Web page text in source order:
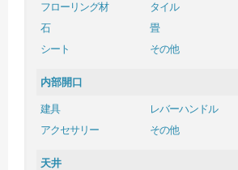
フローリング材
タイル
石
畳
シート
その他
内部開口
建具
レバーハンドル
アクセサリー
その他
天井